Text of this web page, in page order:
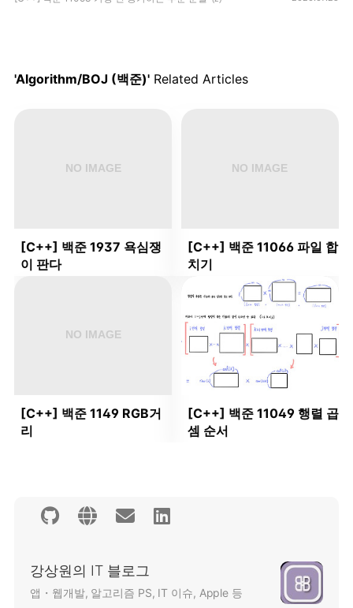
'Algorithm/BOJ (백준)' Related Articles
[C++] 백준 1937 욕심쟁
이 판다
[C++] 백준 11066 파일 합
치기
[C++] 백준 1149 RGB거
리
[C++] 백준 11049 행렬 곱
셈 순서
강상원의 IT 블로그
앱・웹개발, 알고리즘 PS, IT 이슈, Apple 등